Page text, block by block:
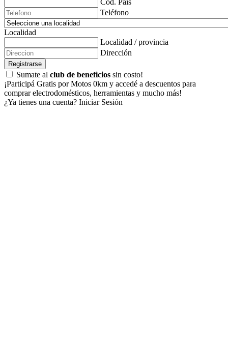
Cod. Pais
Teléfono
Localidad
Localidad / provincia
Dirección
Registrarse
Sumate al club de beneficios sin costo!
¡Participá Gratis por Motos 0km y accedé a descuentos para
comprar electrodomésticos, herramientas y mucho más!
¿Ya tienes una cuenta? Iniciar Sesión